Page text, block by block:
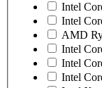
Intel
Intel
AMD
Intel
Intel
Intel